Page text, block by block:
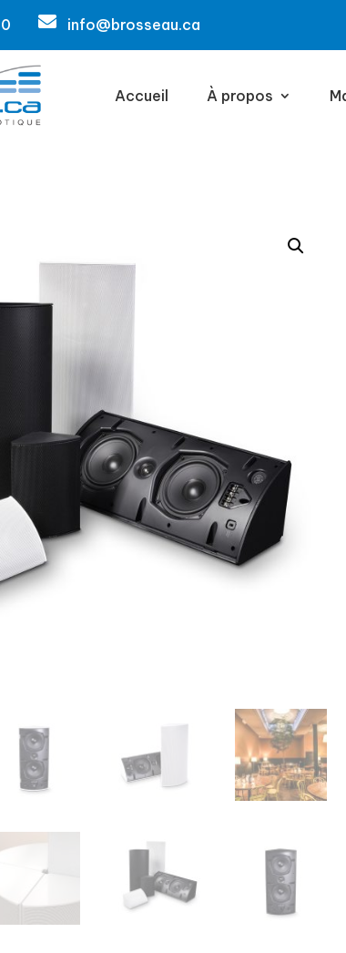
 info@brosseau.ca
Accueil À propos